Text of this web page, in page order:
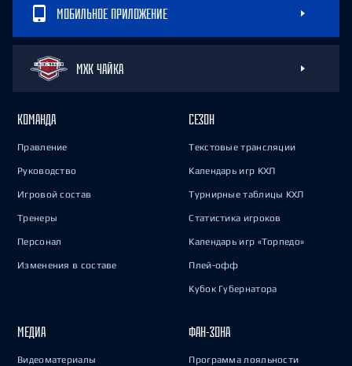
МОБИЛЬНОЕ ПРИЛОЖЕНИЕ
МХК ЧАЙКА
КОМАНДА
Правление
Руководство
Игровой состав
Тренеры
Персонал
Изменения в составе
СЕЗОН
Текстовые трансляции
Календарь игр КХЛ
Турнирные таблицы КХЛ
Статистика игроков
Календарь игр «Торпедо»
Плей-офф
Кубок Губернатора
МЕДИА
Видеоматериалы
ФАН-ЗОНА
Программа лояльности